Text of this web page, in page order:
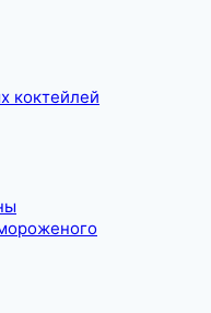
коктейлей